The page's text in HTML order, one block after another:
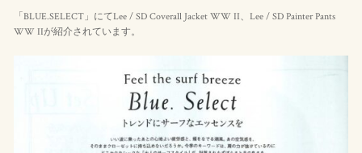
「BLUE.SELECT」にてLee / SD Coverall Jacket WW II、Lee / SD Painter Pants
WW IIが紹介されています。